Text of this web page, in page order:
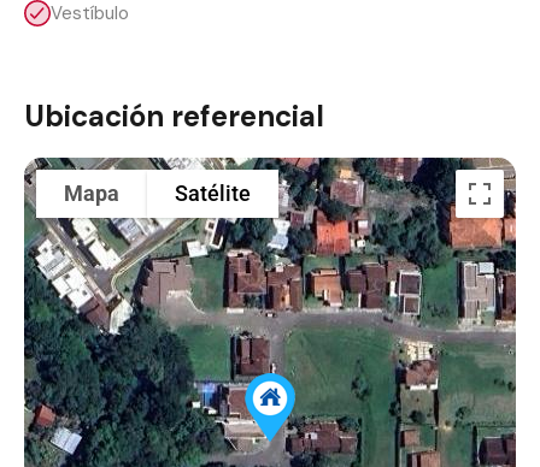
Vestíbulo
Ubicación referencial
Mapa Satélite